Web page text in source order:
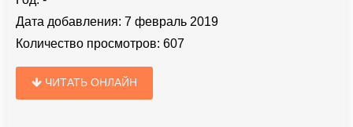
Дата добавления: 7 февраль 2019
Количество просмотров: 607
ЧИТАТЬ ОНЛАЙН